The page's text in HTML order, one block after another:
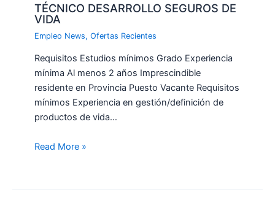
TÉCNICO DESARROLLO SEGUROS DE
VIDA
Empleo News,Ofertas Recientes
Requisitos Estudios mínimos Grado Experiencia
mínima Al menos 2 años Imprescindible
residente en Provincia Puesto Vacante Requisitos
mínimos Experiencia en gestión/definición de
productos de vida…
Read More »